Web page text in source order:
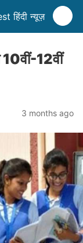
हिंदी न्यूज़
10वीं-12वीं
3 months ago